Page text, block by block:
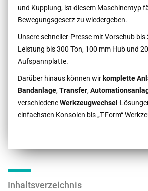
und Kupplung, ist diesem Maschinentyp
Bewegungsgesetz zu wiedergeben.
Unsere schneller-Presse mit Vorschub
Leistung bis 300 Ton, 100 mm Hub und
Aufspannplatte.
Darüber hinaus können wir komplette
Bandanlage,Transfer,
verschiedeneWerkzeugwechsel -
einfachsten Konsolen bis „T-Form“
Inhaltsverzeichnis